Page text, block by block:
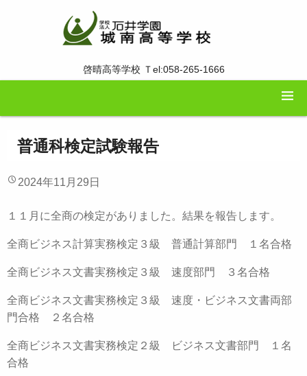
啓晴高等学校 Ｔel:058-265-1666
普通科検定試験報告
2024年11月29日
１１月に全商の検定がありました。結果を報告します。
全商ビジネス計算実務検定３級 普通計算部門 １名合格
全商ビジネス文書実務検定３級 速度部門 ３名合格
全商ビジネス文書実務検定３級 速度・ビジネス文書両部
門合格 ２名合格
全商ビジネス文書実務検定２級 ビジネス文書部門 １名
合格